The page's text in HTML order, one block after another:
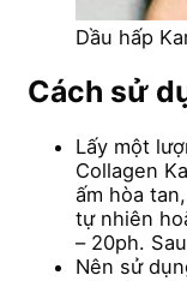
Dầu hấp
Cách sử
Lấy một
Collagen
ấm hòa
tự nhiên
– 20ph.
Nên sử